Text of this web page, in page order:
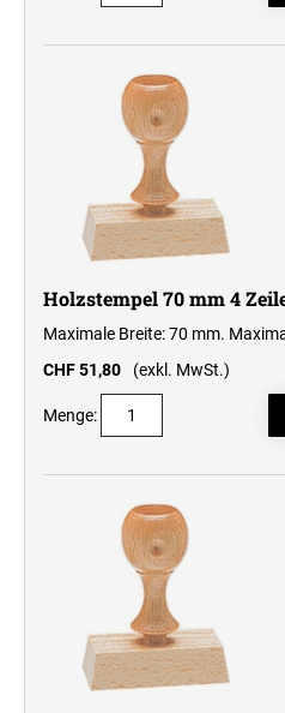
Holzstempel 70 mm 4
Maximale Breite: 70 mm.
CHF 51,80
(exkl. MwSt.)
Menge: